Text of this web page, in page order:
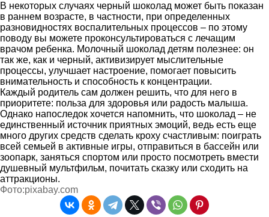
В некоторых случаях черный шоколад может быть показан
в раннем возрасте, в частности, при определенных
разновидностях воспалительных процессов – по этому
поводу вы можете проконсультироваться с лечащим
врачом ребенка. Молочный шоколад детям полезнее: он
так же, как и черный, активизирует мыслительные
процессы, улучшает настроение, помогает повысить
внимательность и способность к концентрации.
Каждый родитель сам должен решить, что для него в
приоритете: польза для здоровья или радость малыша.
Однако напоследок хочется напомнить, что шоколад – не
единственный источник приятных эмоций, ведь есть еще
много других средств сделать кроху счастливым: поиграть
всей семьей в активные игры, отправиться в бассейн или
зоопарк, заняться спортом или просто посмотреть вмести
душевный мультфильм, почитать сказку или сходить на
аттракционы.
Фото:pixabay.com